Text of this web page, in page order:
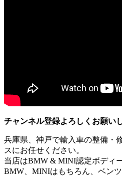
チャンネル登録よろしくお願い
兵庫県、神戸で輸入車の整備・
スにお任せください。
当店はBMW & MINI認定ボディ
BMW、MINIはもちろん、ベン